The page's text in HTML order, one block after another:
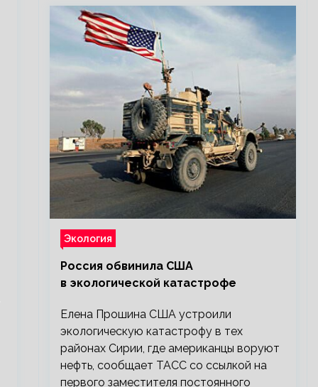
Экология
Россия обвинила США
в экологической катастрофе
Елена Прошина США устроили
экологическую катастрофу в тех
районах Сирии, где американцы воруют
нефть, сообщает ТАСС со ссылкой на
первого заместителя постоянного